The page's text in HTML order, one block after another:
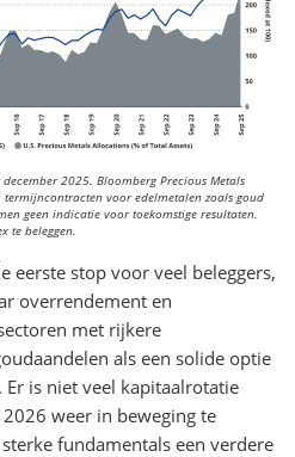
2025. Bloomberg Precious Metals
termijncontracten voor edelmetalen zoals goud
geen indicatie voor toekomstige resultaten.
te beleggen.
eerste stop voor veel beleggers,
overrendement en
met rijkere
als een solide optie
is niet veel kapitaalrotatie
weer in beweging te
fundamentals een verdere